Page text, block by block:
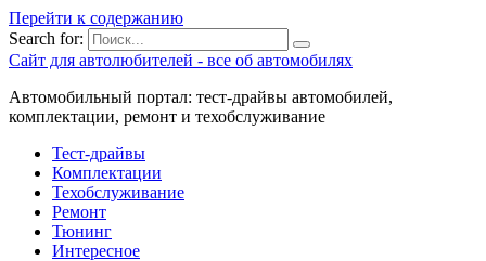
Перейти к содержанию
Search for:
Сайт для автолюбителей - все об автомобилях
Автомобильный портал: тест-драйвы автомобилей,
комплектации, ремонт и техобслуживание
Тест-драйвы
Комплектации
Техобслуживание
Ремонт
Тюнинг
Интересное